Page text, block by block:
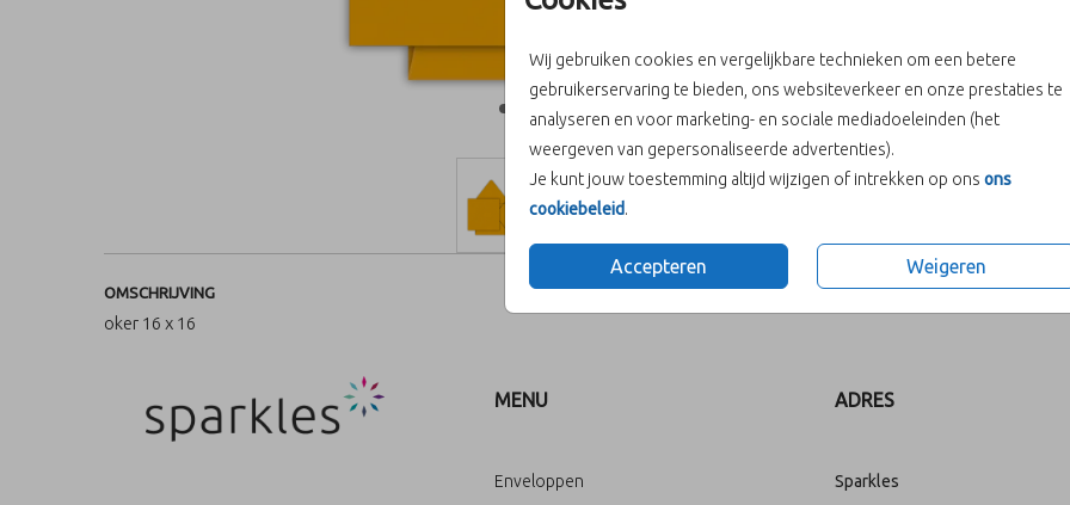
Wij gebruiken cookies en vergelijkbare technieken om een betere
gebruikerservaring te bieden, ons websiteverkeer en onze prestaties te
analyseren en voor marketing- en sociale mediadoeleinden (het
weergeven van gepersonaliseerde advertenties).
Je kunt jouw toestemming altijd wijzigen of intrekken op ons ons
cookiebeleid.
Accepteren Weigeren
OMSCHRIJVING
oker 16 x 16
Prijs:€ 0,41
MENU
Enveloppen
ADRES
Sparkles